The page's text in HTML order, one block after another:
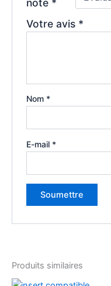
Votre avis *
Nom *
E-mail *
Produits similaires